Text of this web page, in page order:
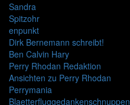
Sandra
Spitzohr
enpunkt
Dirk Bernemann schreibt!
Ben Calvin Hary
Perry Rhodan Redaktion
Ansichten zu Perry Rhodan
Perrymania
Blaetterfluggedankenschnuppen